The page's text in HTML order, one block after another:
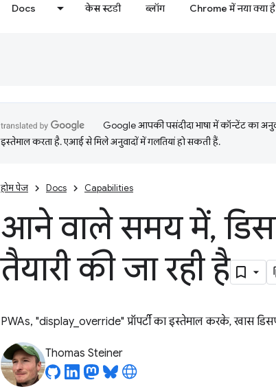
Docs केस स्टडी ब्लॉग Chrome में नया क्या है
Google आपकी पसंदीदा भाषा में कॉन्टेंट का
इस्तेमाल करता है. एआई से मिले अनुवादों में गलतियां हो सकती हैं.
होम पेज Docs Capabilities
आने वाले समय में,
तैयारी की जा रही है
PWAs, "display_override" प्रॉपर्टी का इस्तेमाल करके, खास
Thomas Steiner